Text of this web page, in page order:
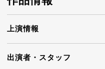
上演情報
出演者・ スタッフ